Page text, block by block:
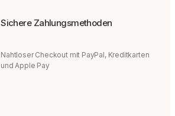
Sichere Zahlungsmethoden
Nahtloser Checkout mit PayPal, Kreditkarten
und Apple Pay